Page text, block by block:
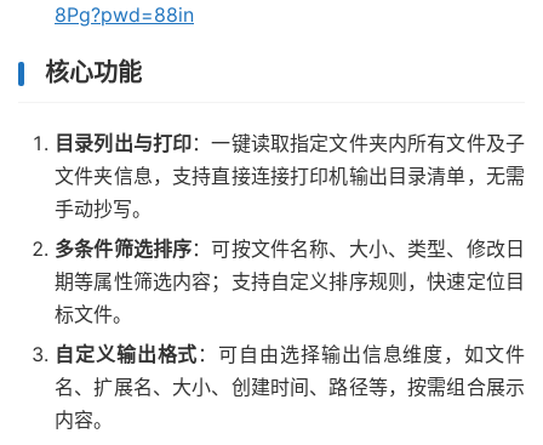
8Pg?pwd=88in
核心功能
目录列出与打印：一键读取指定文件夹内所有文件及子
文件夹信息，支持直接连接打印机输出目录清单，无需
手动抄写。
多条件筛选排序：可按文件名称、大小、类型、修改日
期等属性筛选内容；支持自定义排序规则，快速定位目
标文件。
自定义输出格式 ：可自由选择输出信息维度，如文件
名、扩展名、大小、创建时间、路径等，按需组合展示
内容。